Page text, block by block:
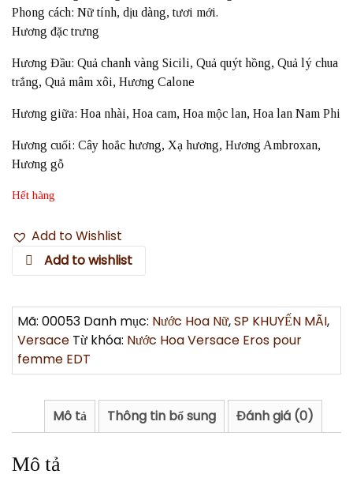
Phong cách: Nữ tính, dịu dàng, tươi mới.
Hương đặc trưng
Hương Đầu: Quả chanh vàng Sicili, Quả quýt hồng, Quả lý chua
trắng, Quả mâm xôi, Hương Calone
Hương giữa: Hoa nhài, Hoa cam, Hoa mộc lan, Hoa lan Nam Phi
Hương cuối: Cây hoắc hương, Xạ hương, Hương Ambroxan,
Hương gỗ
Hết hàng
Add to Wishlist
Add to wishlist
Mã: 00053 Danh mục: Nước Hoa Nữ,SP KHUYẾN MÃI,
Versace Từ khóa: Nước Hoa Versace Eros pour
femme EDT
Mô tả Thông tin bổ sung Đánh giá (0)
Mô tả